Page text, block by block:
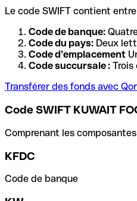
Le code SWIFT contient
Code de banque:
Code du pays: Deux
Code d’emplacement
Code succursale : Trois
Transférer des fonds avec
Code SWIFT KUWAIT
Comprenant les
KFDC
Code de banque